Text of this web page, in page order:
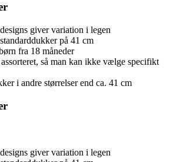
giver variation i legen
på 41 cm
fra 18 måneder
så man kan ikke vælge specifikt
i andre størrelser end ca. 41 cm
giver variation i legen